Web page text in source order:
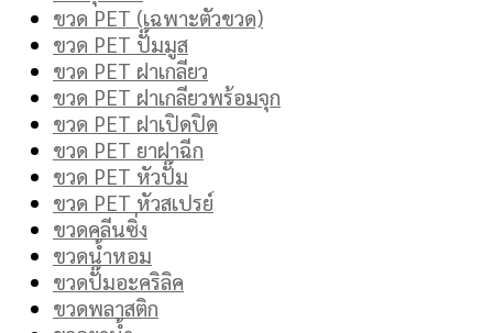
ขวด PET (เฉพาะตัวขวด)
ขวด PET ปั๊มมูส
ขวด PET ฝาเกลียว
ขวด PET ฝาเกลียวพร้อมจุก
ขวด PET ฝาเปิดปิด
ขวด PET ยาฝาฉีก
ขวด PET หัวปั๊ม
ขวด PET หัวสเปรย์
ขวดคลีนซิ่ง
ขวดน้ำหอม
ขวดปั๊มอะคริลิค
ขวดพลาสติก